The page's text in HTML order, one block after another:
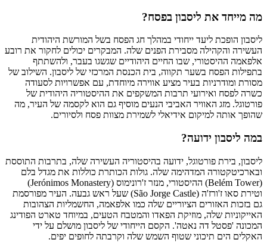
מה מייחד את ליסבון בפסח?
ליסבון הופכת ליעד ייחודי במהלך חג הפסח בשל המורשת היהודית
העשירה והקהילה מסבירת הפנים שלה. המבקרים יכולים לחקור את רובע
אלפאמה ההיסטורי, שבו החיים היהודיים שגשגו בעבר, ולהשתתף
בתפילות הפסח בשער תקווה, בית הכנסת המרכזי של ליסבון. השילוב של
מסורת ומודרניות בעיר מציע אווירה מיוחדת, עם אפשרויות לסעודה
כשרה לפסח ואירועי תרבות המשקפים את ההיסטוריה היהודית של
פורטוגל. מזג האוויר האביבי הנעים מוסיף גם הוא לקסמה של העיר, מה
שהופך אותה למיקום אידיאלי לשמירת מצוות פסח ולסיורים.
במה ליסבון ידועה?
ליסבון, בירת פורטוגל, ידועה בהיסטוריה העשירה שלה, בתרבות התוססת
ובארכיטקטורה המדהימה שלה. גולות הכותרת כוללות את מגדל בלם
(Belém Tower) ההיסטורי, מנזר ז'רונימוס (Jerónimos Monastery)
וטירת סאו ז'ורז'ה (São Jorge Castle) שעל ראש גבעה. העיר מפורסמת
גם בזכות האזורים הציוריים שלה כמו אלפאמה, החשמליות הצהובות
האייקוניות שלה, מוזיקת הפאדו והמטבח הטעים, במיוחד טארט הפודינג
המכונה 'פסטל דה נאטה'. הקסם הייחודי של ליסבון מושלם על ידי
האקלים הים תיכוני שטוף השמש שלה וקרבתה לחופים יפים.